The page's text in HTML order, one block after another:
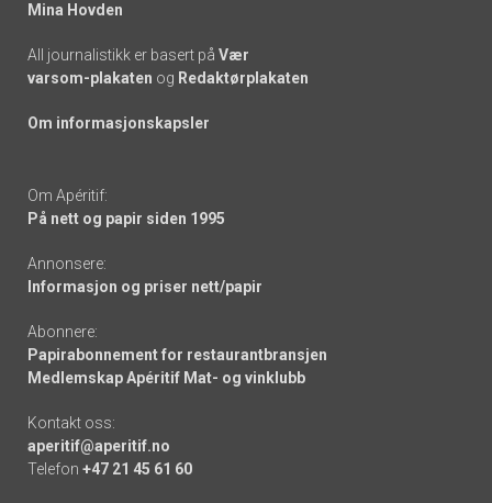
Mina Hovden
All journalistikk er basert på Vær
varsom-plakaten og Redaktørplakaten
Om informasjonskapsler
Om Apéritif:
På nett og papir siden 1995
Annonsere:
Informasjon og priser nett/papir
Abonnere:
Papirabonnement for restaurantbransjen
Medlemskap Apéritif Mat- og vinklubb
Kontakt oss:
aperitif@aperitif.no
Telefon +47 21 45 61 60